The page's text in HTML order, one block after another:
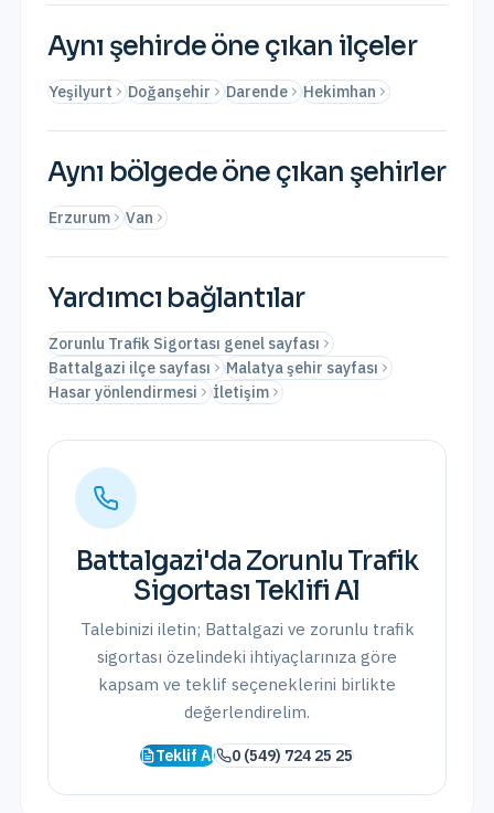
Aynı şehirde öne çıkan ilçeler
Yeşilyurt Doğanşehir Darende Hekimhan
Aynı bölgede öne çıkan şehirler
Erzurum Van
Yardımcı bağlantılar
Zorunlu Trafik Sigortası genel sayfası
Battalgazi ilçe sayfası
Malatya şehir sayfası
Hasar yönlendirmesi
İletişim
Battalgazi'da Zorunlu Trafik
Sigortası Teklifi Al
Talebinizi iletin; Battalgazi ve zorunlu trafik
sigortası özelindeki ihtiyaçlarınıza göre
kapsam ve teklif seçeneklerini birlikte
değerlendirelim.
Teklif Al 0 (549) 724 25 25